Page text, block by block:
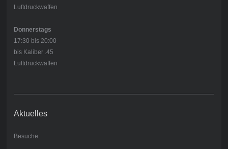
Luftdruckwaffen
Donnerstags
17:30 bis 20:00
bis Kaliber .45
Luftdruckwaffen
Aktuelles
Besuche: